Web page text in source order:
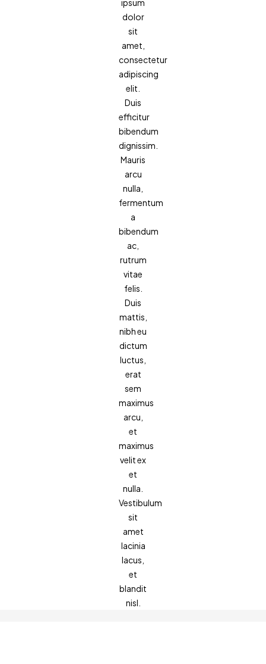
ipsum
dolor
sit
amet,
consectetur
adipiscing
elit.
Duis
efficitur
bibendum
dignissim.
Mauris
arcu
nulla,
fermentum
a
bibendum
ac,
rutrum
vitae
felis.
Duis
mattis,
nibh eu
dictum
luctus,
erat
sem
maximus
arcu,
et
maximus
velit ex
et
nulla.
Vestibulum
sit
amet
lacinia
lacus,
et
blandit
nisl.